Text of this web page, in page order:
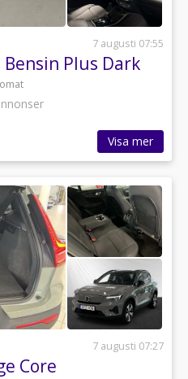
7 augusti 07:55
Bensin Plus Dark
Visa mer
7 augusti 07:27
Core